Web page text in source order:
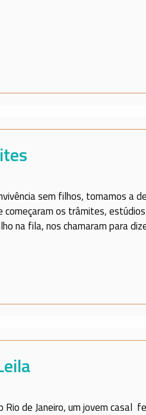
sem filhos, tomamos a
começaram os trâmites,
na fila, nos chamaram para
Rio de Janeiro, um jovem casal